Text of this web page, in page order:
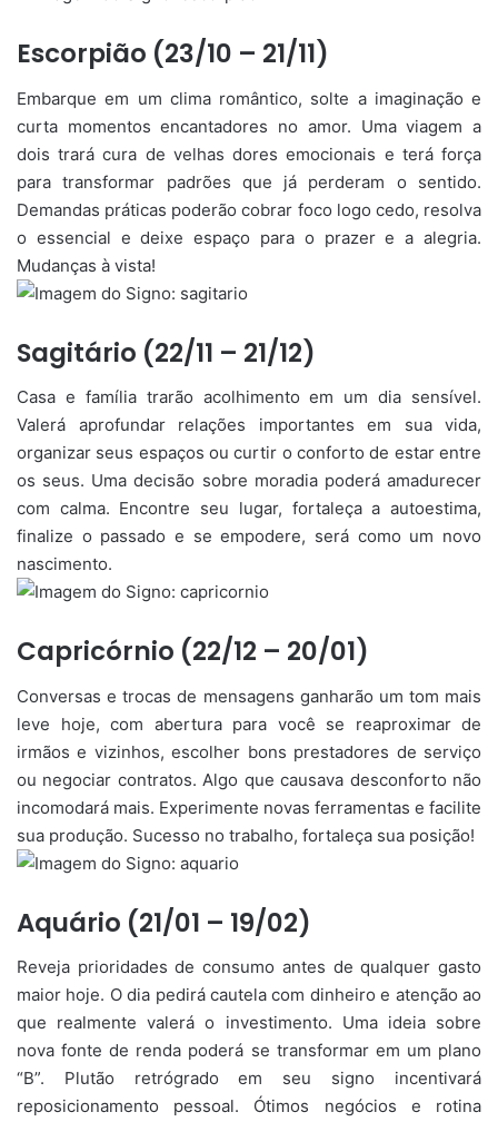
Escorpião (23/10 – 21/11)
Embarque em um clima romântico, solte a imaginação e
curta momentos encantadores no amor. Uma viagem a
dois trará cura de velhas dores emocionais e terá força
para transformar padrões que já perderam o sentido.
Demandas práticas poderão cobrar foco logo cedo, resolva
o essencial e deixe espaço para o prazer e a alegria.
Mudanças à vista!
Sagitário (22/11 – 21/12)
Casa e família trarão acolhimento em um dia sensível.
Valerá aprofundar relações importantes em sua vida,
organizar seus espaços ou curtir o conforto de estar entre
os seus. Uma decisão sobre moradia poderá amadurecer
com calma. Encontre seu lugar, fortaleça a autoestima,
finalize o passado e se empodere, será como um novo
nascimento.
Capricórnio (22/12 – 20/01)
Conversas e trocas de mensagens ganharão um tom mais
leve hoje, com abertura para você se reaproximar de
irmãos e vizinhos, escolher bons prestadores de serviço
ou negociar contratos. Algo que causava desconforto não
incomodará mais. Experimente novas ferramentas e facilite
sua produção. Sucesso no trabalho, fortaleça sua posição!
Aquário (21/01 – 19/02)
Reveja prioridades de consumo antes de qualquer gasto
maior hoje. O dia pedirá cautela com dinheiro e atenção ao
que realmente valerá o investimento. Uma ideia sobre
nova fonte de renda poderá se transformar em um plano
“B”. Plutão retrógrado em seu signo incentivará
reposicionamento pessoal. Ótimos negócios e rotina